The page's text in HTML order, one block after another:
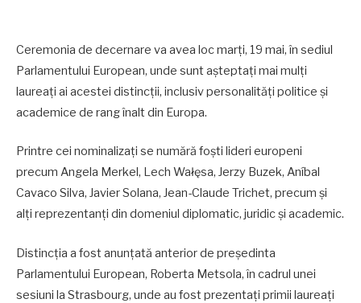
Ceremonia de decernare va avea loc marți, 19 mai, în sediul
Parlamentului European, unde sunt așteptați mai mulți
laureați ai acestei distincții, inclusiv personalități politice și
academice de rang înalt din Europa.
Printre cei nominalizați se numără foști lideri europeni
precum Angela Merkel, Lech Wałęsa, Jerzy Buzek, Aníbal
Cavaco Silva, Javier Solana, Jean-Claude Trichet, precum și
alți reprezentanți din domeniul diplomatic, juridic și academic.
Distincția a fost anunțată anterior de președinta
Parlamentului European, Roberta Metsola, în cadrul unei
sesiuni la Strasbourg, unde au fost prezentați primii laureați